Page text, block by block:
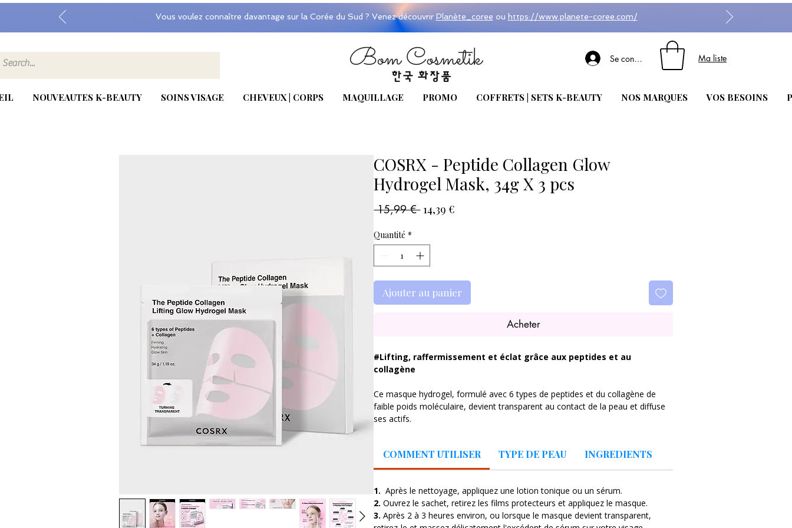
Vous voulez connaître davantage sur la Corée du Sud ? Venez découvrir Planète_coree ou https://www.planete-coree.com/
Se connecter Ma liste
NOUVEAUTES K-BEAUTY SOINS VISAGE CHEVEUX | CORPS MAQUILLAGE PROMO COFFRETS | SETS K-BEAUTY NOS MARQUES VOS BESOINS
COSRX - Peptide Collagen Glow
Hydrogel Mask, 34g X 3 pcs
15,99 € Prix
14,39 €
Quantité *
Ajouter au panier
Acheter
#Lifting, raffermissement et éclat grâce aux peptides et au
collagène
Ce masque hydrogel, formulé avec 6 types de peptides et du collagène de
faible poids moléculaire, devient transparent au contact de la peau et diffuse
ses actifs.
• Peau liftée et éclatante
• Rides atténuées
• Hydratation améliorée
• Douceur de la peau améliorée
COMMENT UTILISER TYPE DE PEAU INGREDIENTS
1. Après le nettoyage, appliquez une lotion tonique ou un sérum.
2. Ouvrez le sachet, retirez les films protecteurs et appliquez le masque.
3. Après 2 à 3 heures environ, ou lorsque le masque devient transparent,